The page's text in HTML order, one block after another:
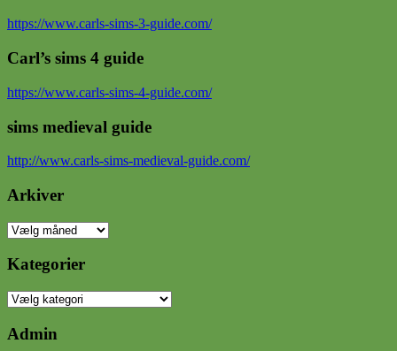
https://www.carls-sims-3-guide.com/
Carl’s sims 4 guide
https://www.carls-sims-4-guide.com/
sims medieval guide
http://www.carls-sims-medieval-guide.com/
Arkiver
Arkiver
Kategorier
Kategorier
Admin